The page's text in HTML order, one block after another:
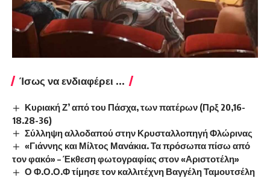
Ίσως να ενδιαφέρει ...
Κυριακή Ζ’ από του Πάσχα, των πατέρων (Πρξ 20,16-
18.28-36)
Σύλληψη αλλοδαπού στην Κρυσταλλοπηγή Φλώρινας
«Γιάννης και Μίλτος Μανάκια. Τα πρόσωπα πίσω από
τον φακό» – Έκθεση φωτογραφίας στον «Αριστοτέλη»
Ο Φ.Ο.Ο.Φ τίμησε τον καλλιτέχνη Βαγγέλη Ταμουτσέλη